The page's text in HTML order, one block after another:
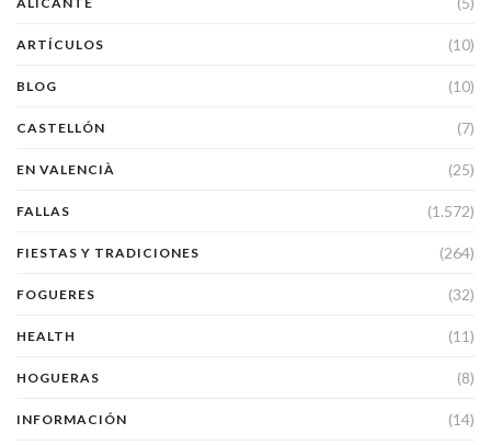
ARTÍCULOS (10)
BLOG (10)
CASTELLÓN (7)
EN VALENCIÀ (25)
FALLAS (1.572)
FIESTAS Y TRADICIONES (264)
FOGUERES (32)
HEALTH (11)
HOGUERAS (8)
INFORMACIÓN (14)